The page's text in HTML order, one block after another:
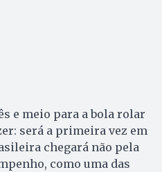
e meio para a bola rolar
será a primeira vez em
chegará não pela
como uma das